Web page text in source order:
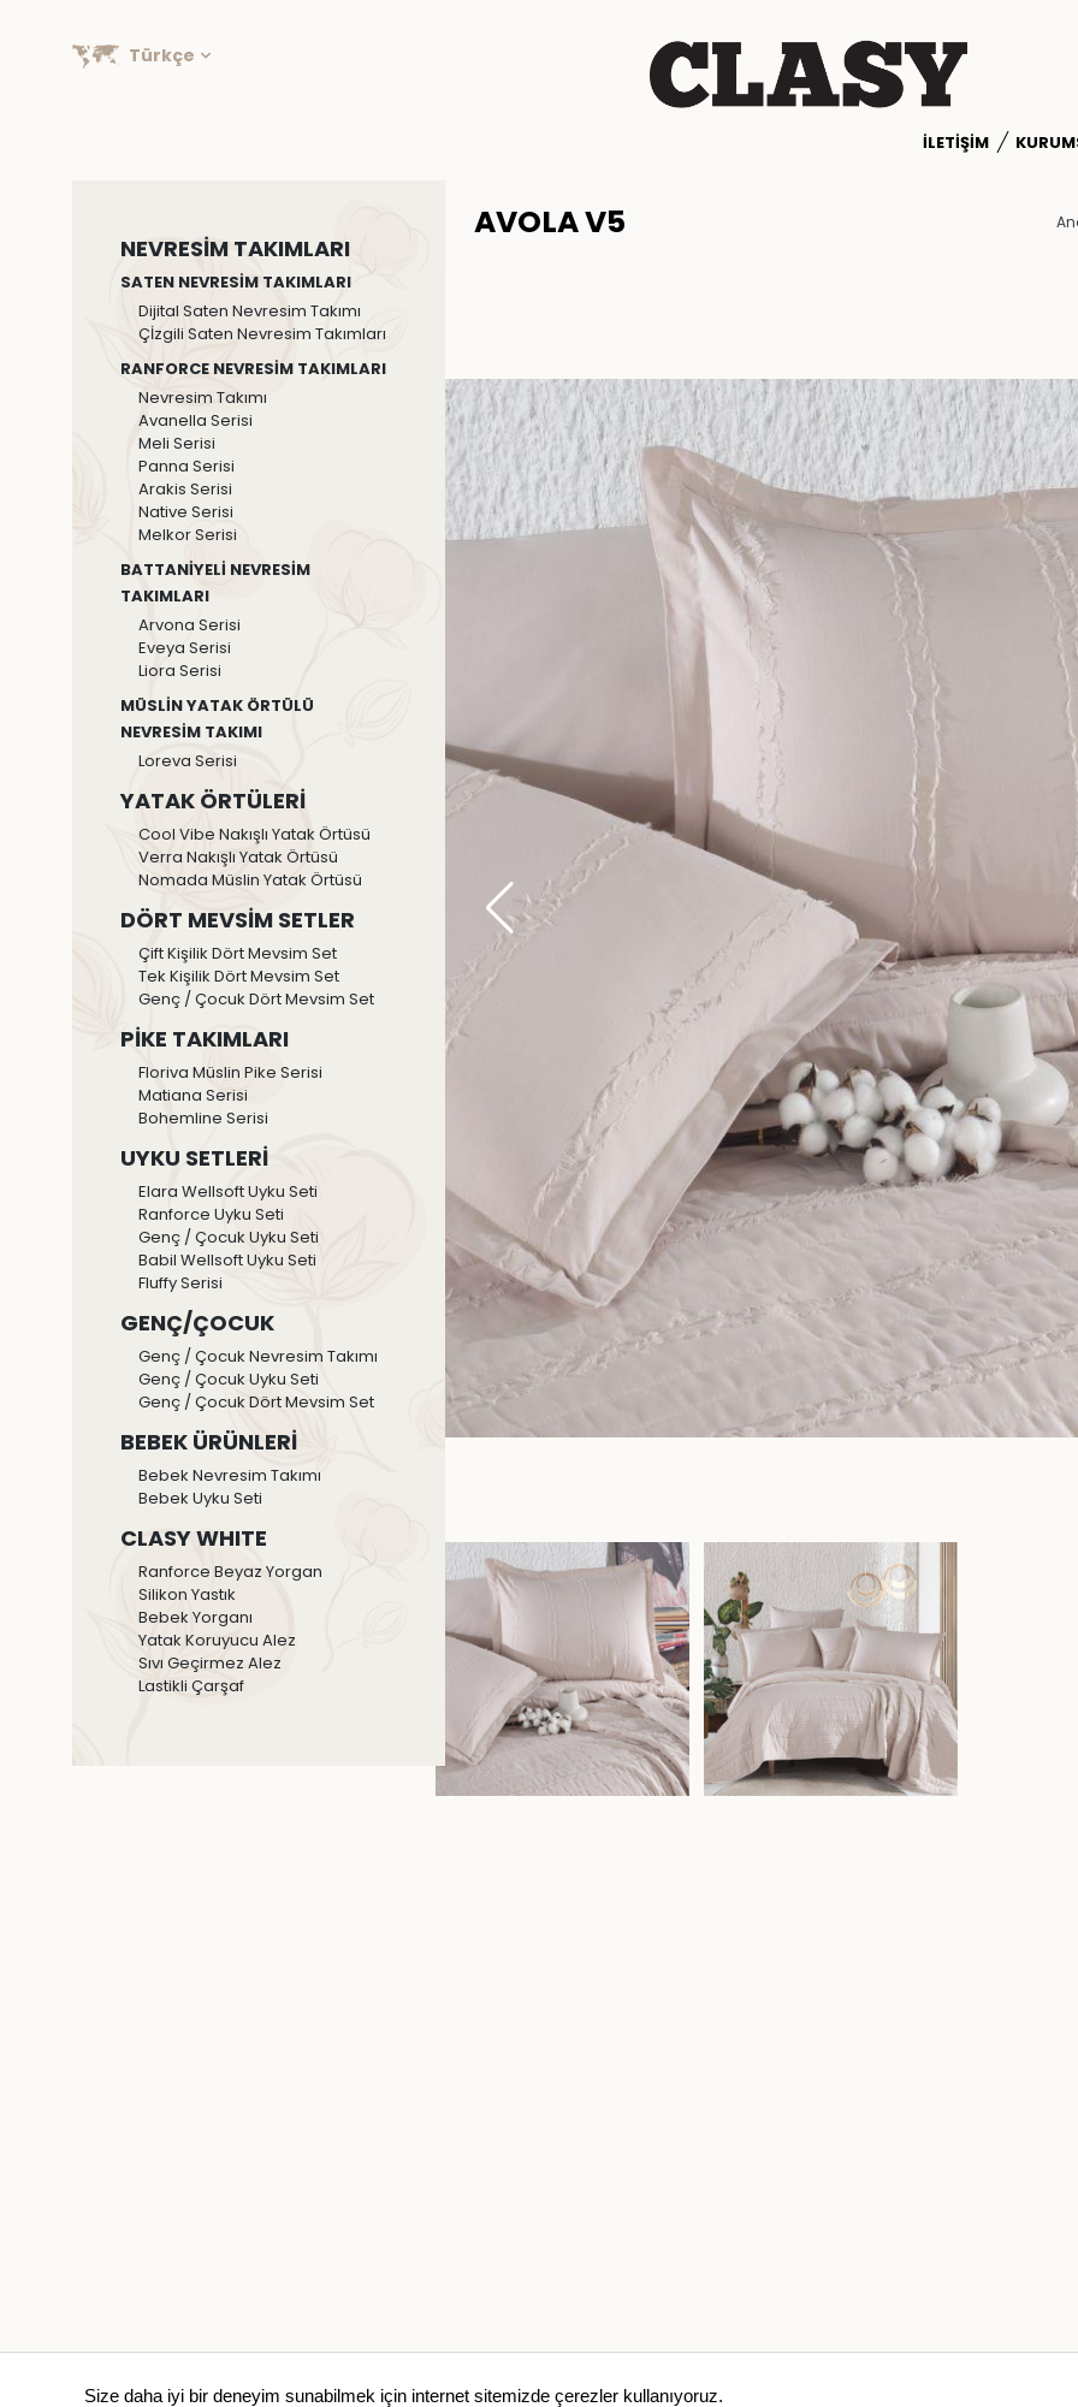
Size daha iyi bir deneyim sunabilmek için internet sitemizde çerezler kullanıyoruz.
Türkçe
İLETIŞIM
NEVRESİM TAKIMLARI
SATEN NEVRESİM TAKIMLARI
Dijital Saten Nevresim Takımı
Çİzgili Saten Nevresim Takımları
RANFORCE NEVRESİM TAKIMLARI
Nevresim Takımı
Avanella Serisi
Meli Serisi
Panna Serisi
Arakis Serisi
Native Serisi
Melkor Serisi
BATTANİYELİ NEVRESİM
TAKIMLARI
Arvona Serisi
Eveya Serisi
Liora Serisi
MÜSLİN YATAK ÖRTÜLÜ
NEVRESİM TAKIMI
Loreva Serisi
YATAK ÖRTÜLERİ
Cool Vibe Nakışlı Yatak Örtüsü
Verra Nakışlı Yatak Örtüsü
Nomada Müslin Yatak Örtüsü
DÖRT MEVSİM SETLER
Çift Kişilik Dört Mevsim Set
Tek Kişilik Dört Mevsim Set
Genç / Çocuk Dört Mevsim Set
PİKE TAKIMLARI
Floriva Müslin Pike Serisi
Matiana Serisi
Bohemline Serisi
UYKU SETLERİ
Elara Wellsoft Uyku Seti
Ranforce Uyku Seti
Genç / Çocuk Uyku Seti
Babil Wellsoft Uyku Seti
Fluffy Serisi
GENÇ/ÇOCUK
Genç / Çocuk Nevresim Takımı
Genç / Çocuk Uyku Seti
Genç / Çocuk Dört Mevsim Set
BEBEK ÜRÜNLERİ
Bebek Nevresim Takımı
Bebek Uyku Seti
CLASY WHITE
Ranforce Beyaz Yorgan
Silikon Yastık
Bebek Yorganı
Yatak Koruyucu Alez
Sıvı Geçirmez Alez
Lastikli Çarşaf
AVOLA V5